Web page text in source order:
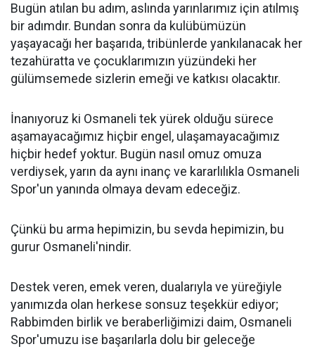
Bugün atılan bu adım, aslında yarınlarımız için atılmış
bir adımdır. Bundan sonra da kulübümüzün
yaşayacağı her başarıda, tribünlerde yankılanacak her
tezahüratta ve çocuklarımızın yüzündeki her
gülümsemede sizlerin emeği ve katkısı olacaktır.
İnanıyoruz ki Osmaneli tek yürek olduğu sürece
aşamayacağımız hiçbir engel, ulaşamayacağımız
hiçbir hedef yoktur. Bugün nasıl omuz omuza
verdiysek, yarın da aynı inanç ve kararlılıkla Osmaneli
Spor'un yanında olmaya devam edeceğiz.
Çünkü bu arma hepimizin, bu sevda hepimizin, bu
gurur Osmaneli'nindir.
Destek veren, emek veren, dualarıyla ve yüreğiyle
yanımızda olan herkese sonsuz teşekkür ediyor;
Rabbimden birlik ve beraberliğimizi daim, Osmaneli
Spor'umuzu ise başarılarla dolu bir geleceğe